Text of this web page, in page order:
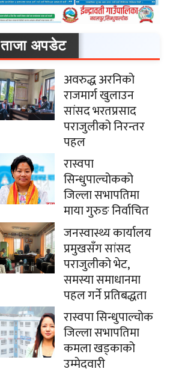
ताजा अपडेट
अवरुद्ध अरनिको
राजमार्ग खुलाउन
सांसद भरतप्रसाद
पराजुलीको निरन्तर
पहल
रास्वपा
सिन्धुपाल्चोकको
जिल्ला सभापतिमा
माया गुरुङ निर्वाचित
जनस्वास्थ्य कार्यालय
प्रमुखसँग सांसद
पराजुलीको भेट,
समस्या समाधानमा
पहल गर्ने प्रतिबद्धता
रास्वपा सिन्धुपाल्चोक
जिल्ला सभापतिमा
कमला खड्काको
उम्मेदवारी